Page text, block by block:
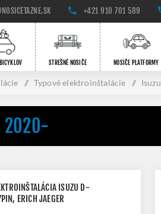
+421 910 701 589
STREŠNÉ NOSIČE NOSIČE PLATFORMY
/ Typové elektroinštalácie / Isuzu
2020-